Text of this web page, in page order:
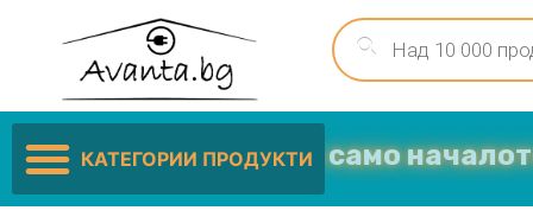
КАТЕГОРИИ ПРОДУКТИ
Ниските цени са само началото …